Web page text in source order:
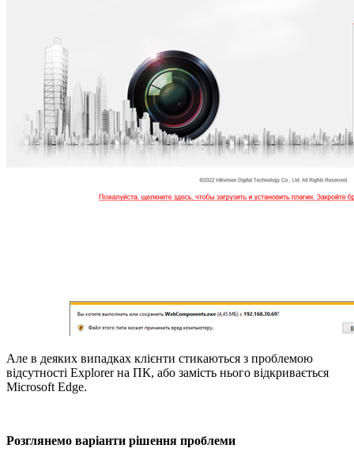
Але в деяких випадках клієнти стикаються з проблемою
відсутності Explorer на ПК, або замість нього відкривається
Microsoft Edge.
Розглянемо варіанти рішення проблеми